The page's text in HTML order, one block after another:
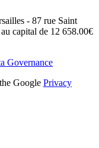
- 87 rue Saint
capital de 12 658.00€
Governance
Google Privacy